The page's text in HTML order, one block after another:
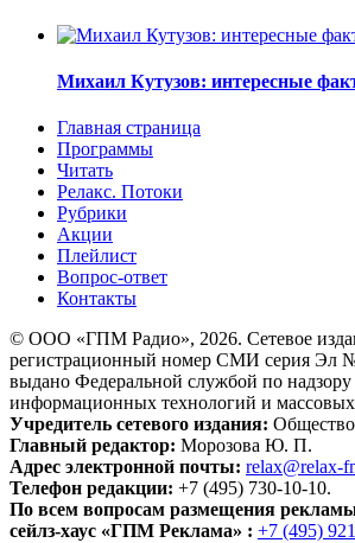
Михаил Кутузов: интересные
Главная страница
Программы
Читать
Релакс. Потоки
Рубрики
Акции
Плейлист
Вопрос-ответ
Контакты
© ООО «ГПМ Радио», 2026. Сетевое
регистрационный номер СМИ серия Эл
выдано Федеральной службой по надзору
информационных технологий и
Учредитель сетевого издания:
Главный редактор: Морозова Ю. П.
Адрес электронной почты: relax@relax-
Телефон редакции: +7 (495) 730-10-10.
По всем вопросам размещения
сейлз-хаус «ГПМ Реклама» : +7 (495)